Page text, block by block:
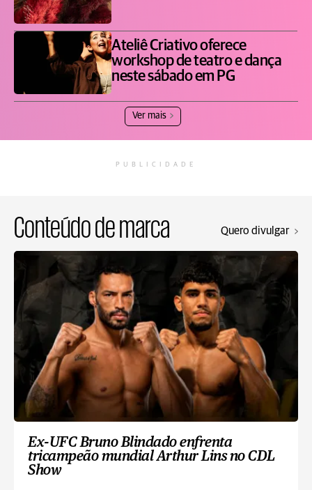
Ateliê Criativo oferece
workshop de teatro e dança
neste sábado em PG
Ver mais
PUBLICIDADE
Conteúdo de marca Quero divulgar
Ex-UFC Bruno Blindado enfrenta
tricampeão mundial Arthur Lins no CDL
Show